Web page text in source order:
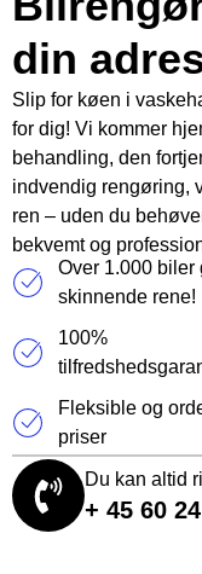
din
Slip for køen i
for dig! Vi kommer
behandling, den
indvendig rengøring,
ren – uden du
bekvemt og
Over 1.000 biler
skinnende rene!
100%
Fleksible og
priser
Du kan altid
+ 45 60